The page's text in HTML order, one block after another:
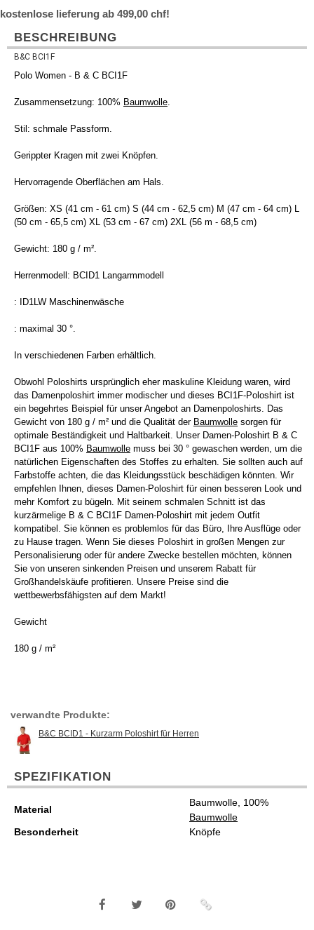
kostenlose lieferung ab 499,00 chf!
BESCHREIBUNG
B&C BCI1F
Polo Women - B & C BCI1F
Zusammensetzung: 100% Baumwolle.
Stil: schmale Passform.
Gerippter Kragen mit zwei Knöpfen.
Hervorragende Oberflächen am Hals.
Größen: XS (41 cm - 61 cm) S (44 cm - 62,5 cm) M (47 cm - 64 cm) L
(50 cm - 65,5 cm) XL (53 cm - 67 cm) 2XL (56 m - 68,5 cm)
Gewicht: 180 g / m².
Herrenmodell: BCID1 Langarmmodell
: ID1LW Maschinenwäsche
: maximal 30 °.
In verschiedenen Farben erhältlich.
Obwohl Poloshirts ursprünglich eher maskuline Kleidung waren, wird
das Damenpoloshirt immer modischer und dieses BCI1F-Poloshirt ist
ein begehrtes Beispiel für unser Angebot an Damenpoloshirts. Das
Gewicht von 180 g / m² und die Qualität der Baumwolle sorgen für
optimale Beständigkeit und Haltbarkeit. Unser Damen-Poloshirt B & C
BCI1F aus 100% Baumwolle muss bei 30 ° gewaschen werden, um die
natürlichen Eigenschaften des Stoffes zu erhalten. Sie sollten auch auf
Farbstoffe achten, die das Kleidungsstück beschädigen könnten. Wir
empfehlen Ihnen, dieses Damen-Poloshirt für einen besseren Look und
mehr Komfort zu bügeln. Mit seinem schmalen Schnitt ist das
kurzärmelige B & C BCI1F Damen-Poloshirt mit jedem Outfit
kompatibel. Sie können es problemlos für das Büro, Ihre Ausflüge oder
zu Hause tragen. Wenn Sie dieses Poloshirt in großen Mengen zur
Personalisierung oder für andere Zwecke bestellen möchten, können
Sie von unseren sinkenden Preisen und unserem Rabatt für
Großhandelskäufe profitieren. Unsere Preise sind die
wettbewerbsfähigsten auf dem Markt!
Gewicht
180 g / m²
verwandte Produkte:
B&C BCID1 - Kurzarm Poloshirt für Herren
SPEZIFIKATION
Material
Baumwolle, 100%
Baumwolle
Besonderheit
Knöpfe